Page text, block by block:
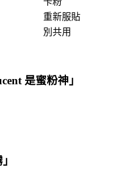
重新服貼
別共用
是蜜粉神 」
」